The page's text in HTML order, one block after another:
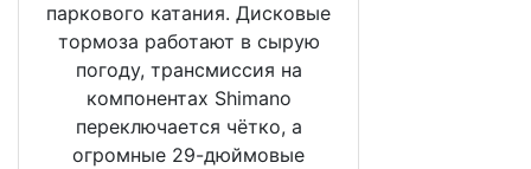
паркового катания. Дисковые
тормоза работают в сырую
погоду, трансмиссия на
компонентах Shimano
переключается чётко, а
огромные 29-дюймовые